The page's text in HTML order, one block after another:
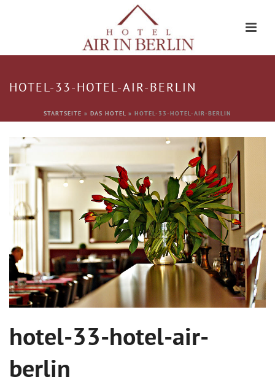
HOTEL-33-HOTEL-AIR-BERLIN
STARTSEITE » DAS HOTEL » HOTEL-33-HOTEL-AIR-BERLIN
hotel-33-hotel-air-
berlin